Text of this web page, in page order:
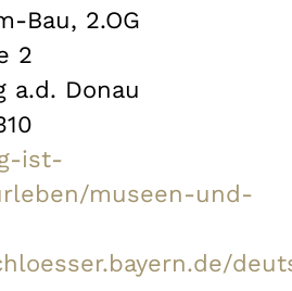
Bau, 2.OG
2
a.d. Donau
ist-
museen-und-